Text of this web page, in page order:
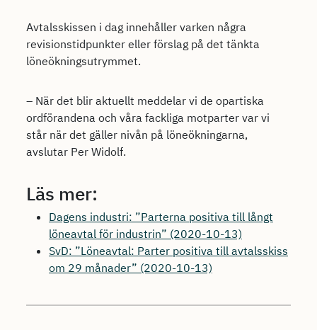
Avtalsskissen i dag innehåller varken några
revisionstidpunkter eller förslag på det tänkta
löneökningsutrymmet.
– När det blir aktuellt meddelar vi de opartiska
ordförandena och våra fackliga motparter var vi
står när det gäller nivån på löneökningarna,
avslutar Per Widolf.
Läs mer:
Dagens industri: ”Parterna positiva till långt
löneavtal för industrin” (2020-10-13)
SvD: ”Löneavtal: Parter positiva till avtalsskiss
om 29 månader” (2020-10-13)